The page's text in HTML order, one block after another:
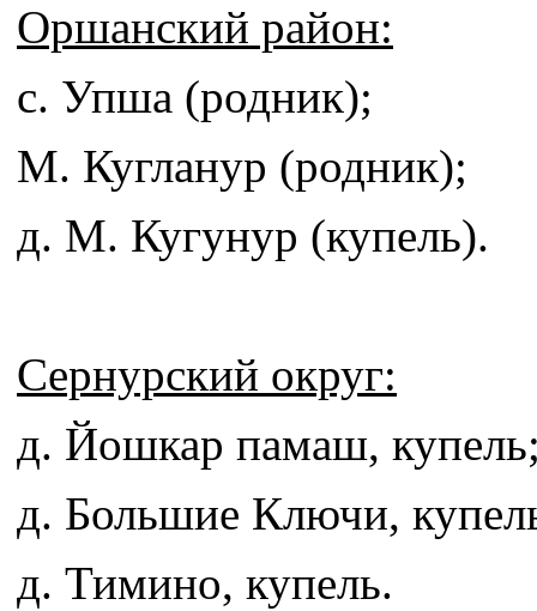
Оршанский район:
с. Упша (родник);
М. Кугланур (родник);
д. М. Кугунур (купель).
Сернурский округ:
д. Йошкар памаш,
д. Большие Ключи,
д. Тимино, купель.